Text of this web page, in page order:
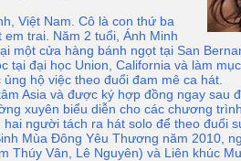
Việt Nam. Cô là con thứ ba
trai. Năm 2 tuổi, Ánh Minh
một cửa hàng bánh ngọt tại San
đại học Union, California và làm
hộ việc theo đuổi đam mê ca hát.
Asia và được ký hợp đồng ngay sau
xuyên biểu diễn cho các chương
người tách ra hát solo để theo đuổi
Mùa Đông Yêu Thương năm 2010,
Vân, Lê Nguyên) và Liên khúc